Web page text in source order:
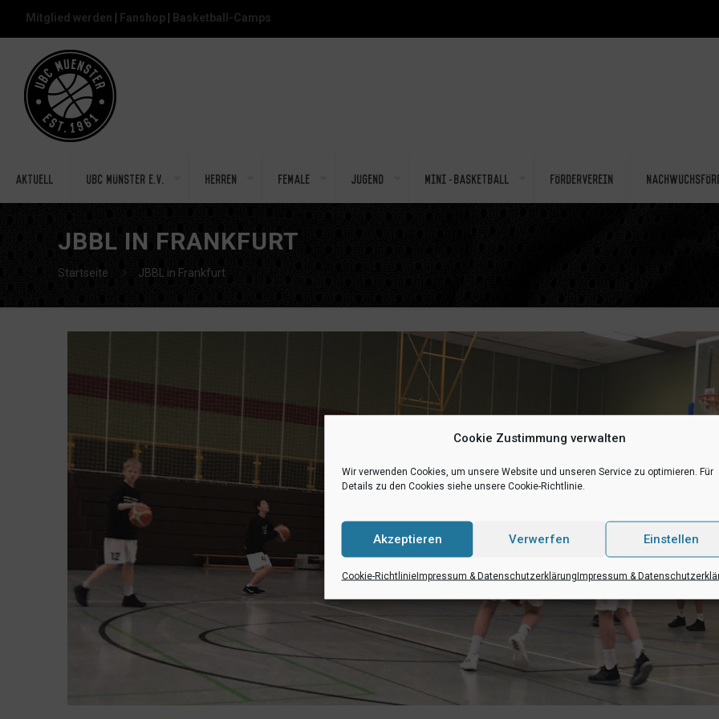
Cookie Zustimmung verwalten
Wir verwenden Cookies, um unsere Website und unseren Service zu optimieren. Für
Details zu den Cookies siehe unsere Cookie-Richtlinie.
Akzeptieren Verwerfen Einstellen
Cookie-RichtlinieImpressum & DatenschutzerklärungImpressum &
Mitglied werden Fanshop Basketball-Camps
Aktuell UBC Münster e.V. Herren Female Jugend Mini-Basketball Förderverein
JBBL IN FRANKFURT
Startseite JBBL in Frankfurt